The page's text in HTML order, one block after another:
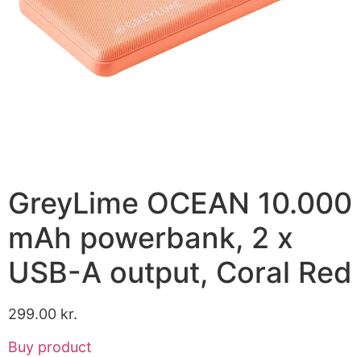
GreyLime OCEAN 10.000
mAh powerbank, 2 x
USB-A output, Coral Red
299.00 kr.
Buy product